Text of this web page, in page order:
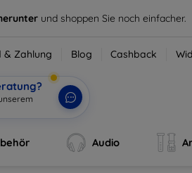
und shoppen Sie noch einfacher.
& Zahlung Blog Cashback
Audio